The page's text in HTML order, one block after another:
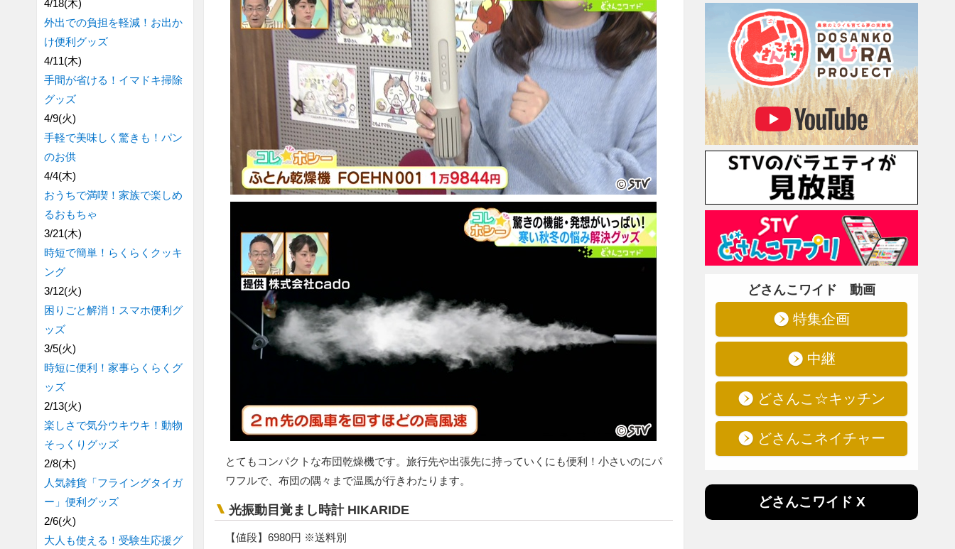
とてもコンパクトな布団乾燥機です。旅行先や出張先に持っていくにも便利！小さいのにパ
ワフルで、布団の隅々まで温風が行きわたります。
光振動目覚まし時計 HIKARIDE
【値段】6980円 ※送料別
4/18(木)
外出での負担を軽減！お出か
け便利グッズ
4/11(木)
手間が省ける！イマドキ掃除
グッズ
4/9(火)
手軽で美味しく驚きも！パン
のお供
4/4(木)
おうちで満喫！家族で楽しめ
るおもちゃ
3/21(木)
時短で簡単！らくらくクッキ
ング
3/12(火)
困りごと解消！スマホ便利グ
ッズ
3/5(火)
時短に便利！家事らくらくグ
ッズ
2/13(火)
楽しさで気分ウキウキ！動物
そっくりグッズ
2/8(木)
人気雑貨「フライングタイガ
ー」便利グッズ
2/6(火)
大人も使える！受験生応援グ
どさんこワイド 動画
特集企画
中継
どさんこ☆キッチン
どさんこネイチャー
どさんこワイド X